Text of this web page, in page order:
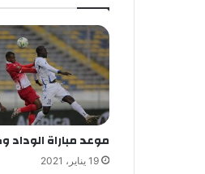
موعد مباراة
19 يناير، 2021